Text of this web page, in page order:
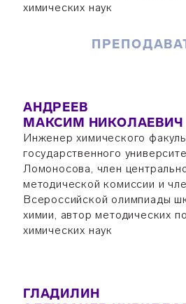
химических наук
АНДРЕЕВ
МАКСИМ НИКОЛАЕВИЧ
Инженер химического
государственного
Ломоносова, член
методической комиссии и
Всероссийской олимпиады
химии, автор методических
химических наук
ГЛАДИЛИН